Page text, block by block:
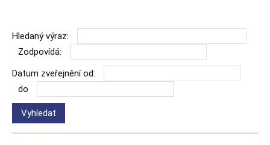
Hledaný výraz:
Zodpovídá:
Datum zveřejnění od:
do